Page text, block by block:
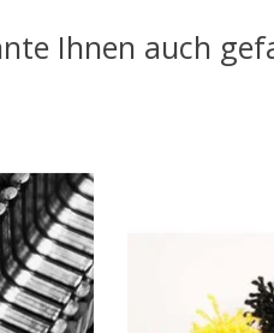
Ihnen auch